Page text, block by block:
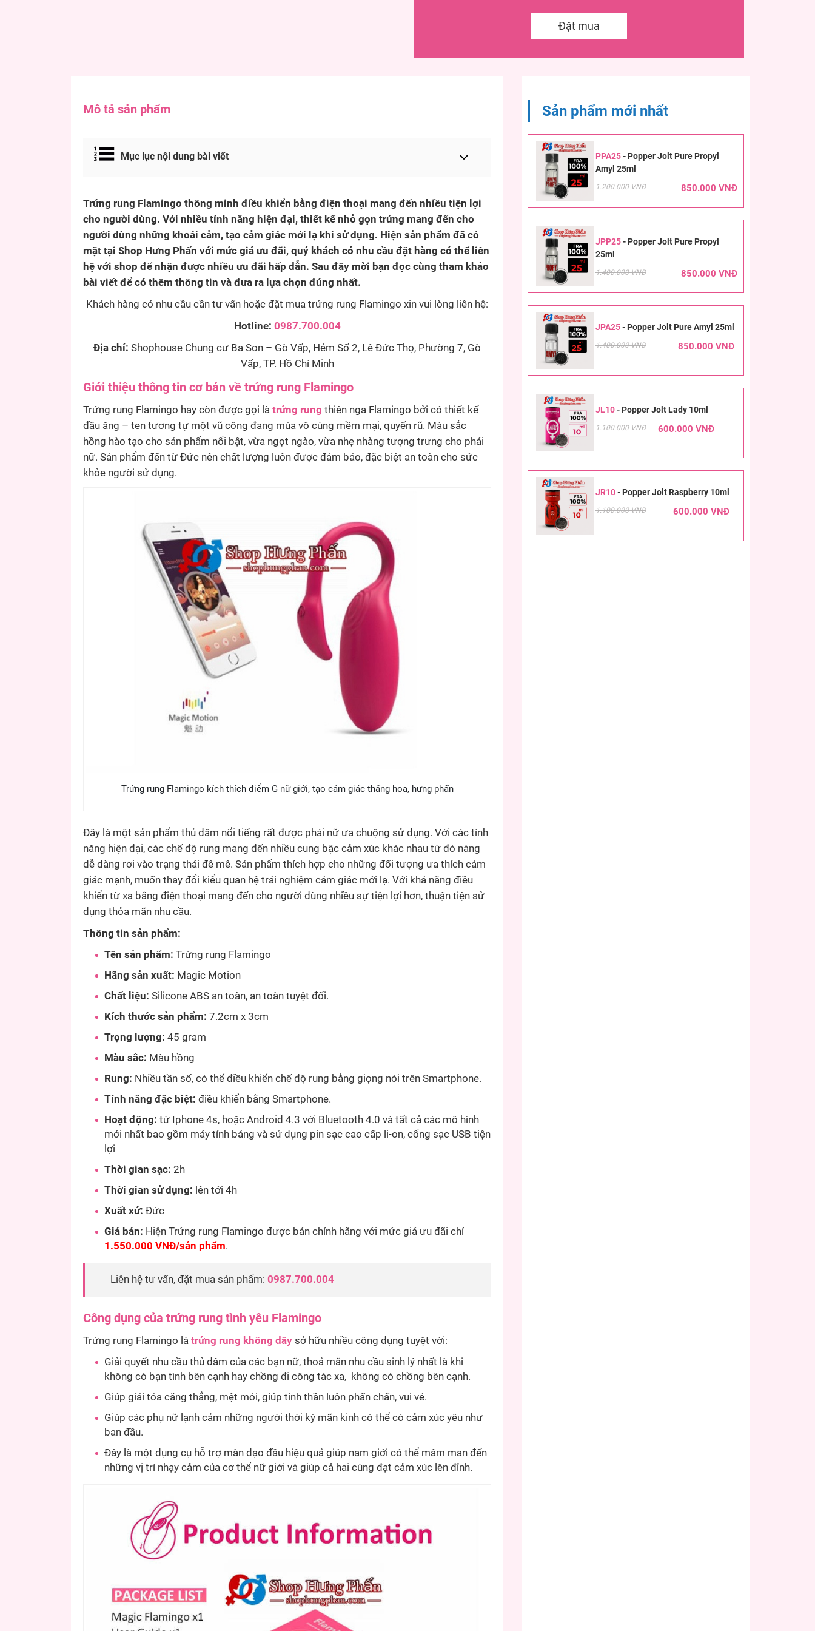
Đặt mua
Mô tả sản phẩm
Mục lục nội dung bài viết
Trứng rung Flamingo thông minh điều khiển bằng điện thoại mang đến nhiều tiện lợi
cho người dùng. Với nhiều tính năng hiện đại, thiết kế nhỏ gọn trứng mang đến cho
người dùng những khoái cảm, tạo cảm giác mới lạ khi sử dụng. Hiện sản phẩm đã có
mặt tại Shop Hưng Phấn với mức giá ưu đãi, quý khách có nhu cầu đặt hàng có thể liên
hệ với shop để nhận được nhiều ưu đãi hấp dẫn. Sau đây mời bạn đọc cùng tham khảo
bài viết để có thêm thông tin và đưa ra lựa chọn đúng nhất.
Khách hàng có nhu cầu cần tư vấn hoặc đặt mua trứng rung Flamingo xin vui lòng liên hệ:
Hotline: 0987.700.004
Địa chỉ: Shophouse Chung cư Ba Son – Gò Vấp, Hẻm Số 2, Lê Đức Thọ, Phường 7, Gò
Vấp, TP. Hồ Chí Minh
Giới thiệu thông tin cơ bản về trứng rung Flamingo
Trứng rung Flamingo hay còn được gọi là trứng rung thiên nga Flamingo bởi có thiết kế
đầu ăng – ten tương tự một vũ công đang múa vô cùng mềm mại, quyến rũ. Màu sắc
hồng hào tạo cho sản phẩm nổi bật, vừa ngọt ngào, vừa nhẹ nhàng tượng trưng cho phái
nữ. Sản phẩm đến từ Đức nên chất lượng luôn được đảm bảo, đặc biệt an toàn cho sức
khỏe người sử dụng.
Trứng rung Flamingo kích thích điểm G nữ giới, tạo cảm giác thăng hoa, hưng phấn
Đây là một sản phẩm thủ dâm nổi tiếng rất được phái nữ ưa chuộng sử dụng. Với các tính
năng hiện đại, các chế độ rung mang đến nhiều cung bậc cảm xúc khác nhau từ đó nàng
dễ dàng rơi vào trạng thái đê mê. Sản phẩm thích hợp cho những đối tượng ưa thích cảm
giác mạnh, muốn thay đổi kiểu quan hệ trải nghiệm cảm giác mới lạ. Với khả năng điều
khiển từ xa bằng điện thoại mang đến cho người dùng nhiều sự tiện lợi hơn, thuận tiện sử
dụng thỏa mãn nhu cầu.
Thông tin sản phẩm:
Tên sản phẩm: Trứng rung Flamingo
Hãng sản xuất: Magic Motion
Chất liệu: Silicone ABS an toàn, an toàn tuyệt đối.
Kích thước sản phẩm: 7.2cm x 3cm
Trọng lượng: 45 gram
Màu sắc: Màu hồng
Rung: Nhiều tần số, có thể điều khiển chế độ rung bằng giọng nói trên Smartphone.
Tính năng đặc biệt: điều khiển bằng Smartphone.
Hoạt động: từ Iphone 4s, hoặc Android 4.3 với Bluetooth 4.0 và tất cả các mô hình
mới nhất bao gồm máy tính bảng và sử dụng pin sạc cao cấp li-on, cổng sạc USB tiện
lợi
Thời gian sạc: 2h
Thời gian sử dụng: lên tới 4h
Xuất xứ: Đức
Giá bán: Hiện Trứng rung Flamingo được bán chính hãng với mức giá ưu đãi chỉ
1.550.000 VNĐ/sản phẩm.
Liên hệ tư vấn, đặt mua sản phẩm: 0987.700.004
Công dụng của trứng rung tình yêu Flamingo
Trứng rung Flamingo là trứng rung không dây sở hữu nhiều công dụng tuyệt vời:
Giải quyết nhu cầu thủ dâm của các bạn nữ, thoả mãn nhu cầu sinh lý nhất là khi
không có bạn tình bên cạnh hay chồng đi công tác xa, không có chồng bên cạnh.
Giúp giải tỏa căng thẳng, mệt mỏi, giúp tinh thần luôn phấn chấn, vui vẻ.
Giúp các phụ nữ lạnh cảm những người thời kỳ mãn kinh có thể có cảm xúc yêu như
ban đầu.
Đây là một dụng cụ hỗ trợ màn dạo đầu hiệu quả giúp nam giới có thể mâm man đến
những vị trí nhạy cảm của cơ thể nữ giới và giúp cả hai cùng đạt cảm xúc lên đỉnh.
Sản phẩm mới nhất
PPA25- Popper Jolt Pure Propyl
Amyl 25ml
1.200.000 VNĐ 850.000 VNĐ
JPP25- Popper Jolt Pure Propyl
25ml
1.400.000 VNĐ 850.000 VNĐ
JPA25- Popper Jolt Pure Amyl 25ml
1.400.000 VNĐ 850.000 VNĐ
JL10- Popper Jolt Lady 10ml
1.100.000 VNĐ 600.000 VNĐ
JR10- Popper Jolt Raspberry 10ml
1.100.000 VNĐ 600.000 VNĐ